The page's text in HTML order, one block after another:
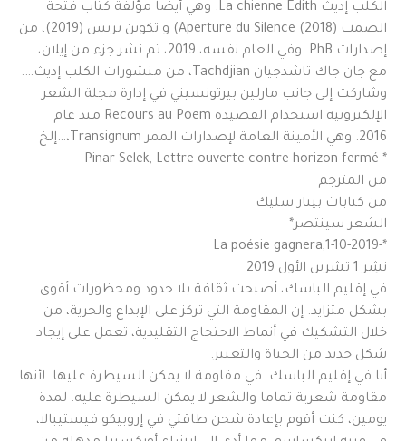
الكلب إديث La chienne Edith. وهي أيضًا مؤلفة كتاب فتحة
الصمت Aperture du Silence (2018)) و تكوين بريس (2019)، من
إصدارات PhB. وفي العام نفسه، 2019، تم نشر جزء من إيلان،
مع جان جاك تاشدجيان Tachdjian، من منشورات الكلب إديث….
وشاركت إلى جانب مارلين بيرتونسيني في إدارة مجلة الشعر
الإلكترونية استخدام القصيدة Recours au Poem منذ عام
2016. وهي الأمينة العامة لإصدارات الممر Transignum،…إلخ
*-Pinar Selek, Lettre ouverte contre horizon fermé
من المترجم
من كتابات بينار سليك
الشعر سينتصر*
*-La poésie gagnera,1-10-2019
نشِر 1 تشرين الأول 2019
في إقليم الباسك، أصبحت ثقافة بلا حدود ومحظورات أقوى
بشكل متزايد. إن المقاومة التي تركز على الإبداع والحرية، من
خلال التشكيك في أنماط الاحتجاج التقليدية، تعمل على إيجاد
شكل جديد من الحياة والتعبير.
أنا في إقليم الباسك. في مقاومة لا يمكن السيطرة عليها. لأنها
مقاومة شعرية تماما والشعر لا يمكن السيطرة عليه. لمدة
يومين، كنت أقوم بإعادة شحن طاقتي في إروبيكو فيستيبالا،